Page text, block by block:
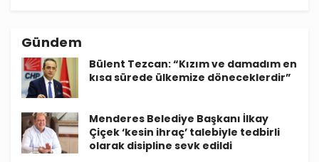
Gündem
Bülent Tezcan: “Kızım ve damadım en
kısa sürede ülkemize döneceklerdir”
Menderes Belediye Başkanı İlkay
Çiçek ‘kesin ihraç’ talebiyle tedbirli
olarak disipline sevk edildi